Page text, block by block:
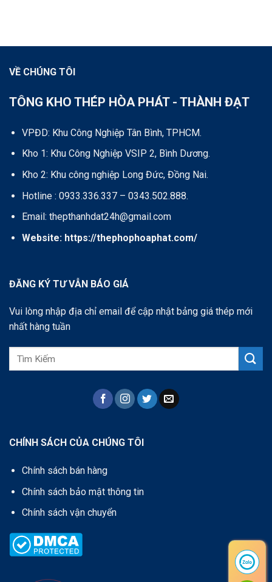
VỀ CHÚNG TÔI
TÔNG KHO THÉP HÒA PHÁT - THÀNH ĐẠT
VPĐD: Khu Công Nghiệp Tân Bình, TPHCM.
Kho 1: Khu Công Nghiệp VSIP 2, Bình Dương.
Kho 2: Khu công nghiệp Long Đức, Đồng Nai.
Hotline : 0933.336.337 – 0343.502.888.
Email: thepthanhdat24h@gmail.com
Website: https://thephophoaphat.com/
ĐĂNG KÝ TƯ VẪN BÁO GIÁ
Vui lòng nhập địa chỉ email để cập nhật bảng giá thép mới
nhất hàng tuần
CHÍNH SÁCH CỦA CHÚNG TÔI
Chính sách bán hàng
Chính sách bảo mật thông tin
Chính sách vận chuyển